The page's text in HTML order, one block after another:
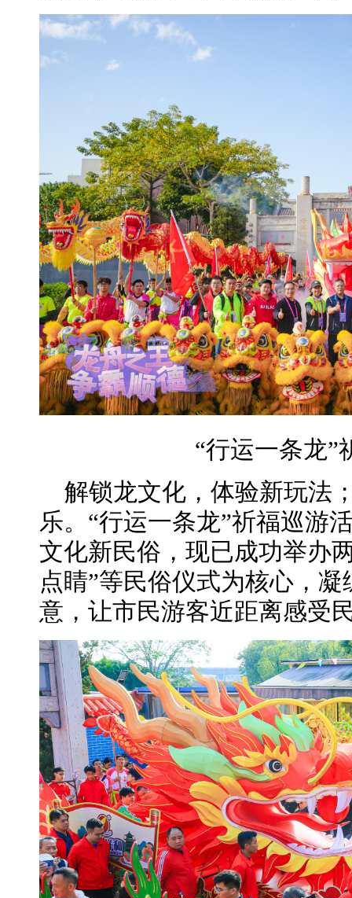
“行运一条龙”
解锁龙文化，体验新玩法
乐。“行运一条龙”祈福巡游
文化新民俗，现已成功举办
点睛”等民俗仪式为核心，
意，让市民游客近距离感受